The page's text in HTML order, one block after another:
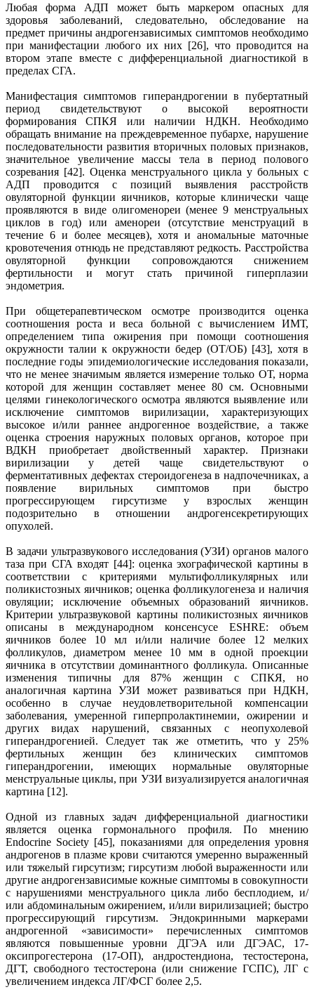
Любая форма АДП может быть маркером опасных для
здоровья заболеваний, следовательно, обследование на
предмет причины андрогензависимых симптомов необходимо
при манифестации любого их них [26], что проводится на
втором этапе вместе с дифференциальной диагностикой в
пределах СГА.
Манифестация симптомов гиперандрогении в пубертатный
период свидетельствуют о высокой вероятности
формирования СПКЯ или наличии НДКН. Необходимо
обращать внимание на преждевременное пубархе, нарушение
последовательности развития вторичных половых признаков,
значительное увеличение массы тела в период полового
созревания [42]. Оценка менструального цикла у больных с
АДП проводится с позиций выявления расстройств
овуляторной функции яичников, которые клинически чаще
проявляются в виде олигоменореи (менее 9 менструальных
циклов в год) или аменореи (отсутствие менструаций в
течение 6 и более месяцев), хотя и аномальные маточные
кровотечения отнюдь не представляют редкость. Расстройства
овуляторной функции сопровождаются снижением
фертильности и могут стать причиной гиперплазии
эндометрия.
При общетерапевтическом осмотре производится оценка
соотношения роста и веса больной с вычислением ИМТ,
определением типа ожирения при помощи соотношения
окружности талии к окружности бедер (ОТ/ОБ) [43], хотя в
последние годы эпидемиологические исследования показали,
что не менее значимым является измерение только ОТ, норма
которой для женщин составляет менее 80 см. Основными
целями гинекологического осмотра являются выявление или
исключение симптомов вирилизации, характеризующих
высокое и/или раннее андрогенное воздействие, а также
оценка строения наружных половых органов, которое при
ВДКН приобретает двойственный характер. Признаки
вирилизации у детей чаще свидетельствуют о
ферментативных дефектах стероидогенеза в надпочечниках, а
появление вирильных симптомов при быстро
прогрессирующем гирсутизме у взрослых женщин
подозрительно в отношении андрогенсекретирующих
опухолей.
В задачи ультразвукового исследования (УЗИ) органов малого
таза при СГА входят [44]: оценка эхографической картины в
соответствии с критериями мультифолликулярных или
поликистозных яичников; оценка фолликулогенеза и наличия
овуляции; исключение объемных образований яичников.
Критерии ультразвуковой картины поликистозных яичников
описаны в международном консенсусе ESHRE: объем
яичников более 10 мл и/или наличие более 12 мелких
фолликулов, диаметром менее 10 мм в одной проекции
яичника в отсутствии доминантного фолликула. Описанные
изменения типичны для 87% женщин с СПКЯ, но
аналогичная картина УЗИ может развиваться при НДКН,
особенно в случае неудовлетворительной компенсации
заболевания, умеренной гиперпролактинемии, ожирении и
других видах нарушений, связанных с неопухолевой
гиперандрогенией. Следует так же отметить, что у 25%
фертильных женщин без клинических симптомов
гиперандрогении, имеющих нормальные овуляторные
менструальные циклы, при УЗИ визуализируется аналогичная
картина [12].
Одной из главных задач дифференциальной диагностики
является оценка гормонального профиля. По мнению
Endocrine Society [45], показаниями для определения уровня
андрогенов в плазме крови считаются умеренно выраженный
или тяжелый гирсутизм; гирсутизм любой выраженности или
другие андрогензависимые кожные симптомы в совокупности
с нарушениями менструального цикла либо бесплодием, и/
или абдоминальным ожирением, и/или вирилизацией; быстро
прогрессирующий гирсутизм. Эндокринными маркерами
андрогенной «зависимости» перечисленных симптомов
являются повышенные уровни ДГЭА или ДГЭАС, 17-
оксипрогестерона (17-ОП), андростендиона, тестостерона,
ДГТ, свободного тестостерона (или снижение ГСПС), ЛГ с
увеличением индекса ЛГ/ФСГ более 2,5.